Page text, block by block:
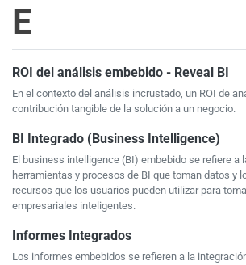
E
ROI del análisis embebido - Reveal BI
En el contexto del análisis incrustado, un ROI de
contribución tangible de la solución a un negocio.
BI Integrado (Business Intelligence)
El business intelligence (BI) embebido se refiere a
herramientas y procesos de BI que toman datos y
recursos que los usuarios pueden utilizar para
empresariales inteligentes.
Informes Integrados
Los informes embebidos se refieren a la